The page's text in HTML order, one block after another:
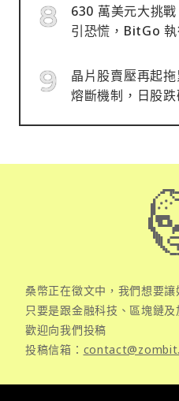
630 萬美元大挑
引恐慌，BitGo
晶片股賣壓再起
熔斷機制，日股
桑幣正在徵文中，我們想要讓
只要是跟金融科技、區塊鏈
歡迎向我們投稿
投稿信箱：